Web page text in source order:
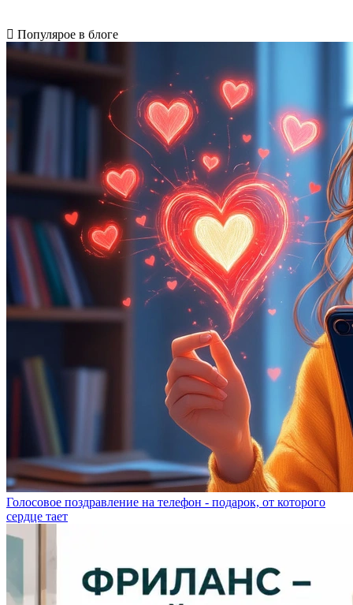
Популярое в блоге
Голосовое поздравление на телефон - подарок, от которого
сердце тает